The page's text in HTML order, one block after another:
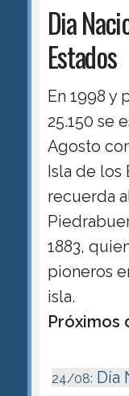
Dia
Estados
En 1998 y
25.150 se
Agosto
Isla de los
recuerda
1883,
pioneros
isla.
Próximos
24/08: Día